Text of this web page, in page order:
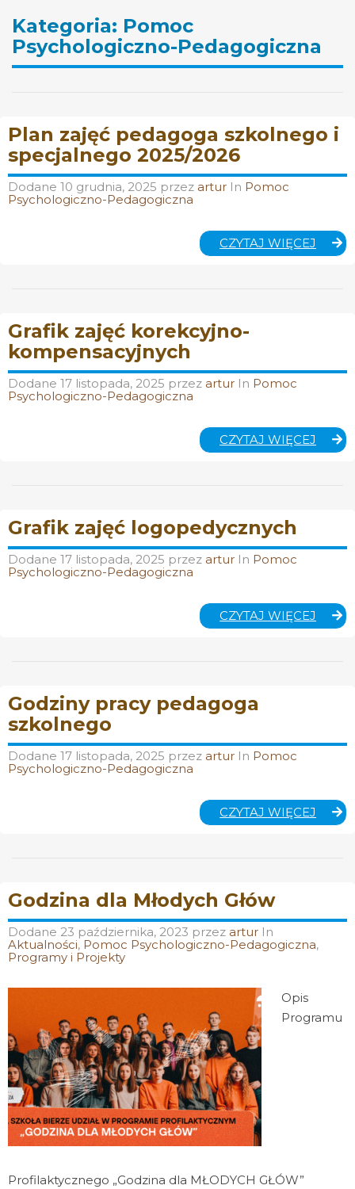
Kategoria: Pomoc
Psychologiczno-Pedagogiczna
Plan zajęć pedagoga szkolnego i
specjalnego 2025/2026
Dodane 10 grudnia, 2025 przez artur In Pomoc
Psychologiczno-Pedagogiczna
CZYTAJ WIĘCEJ PLAN
ZAJĘĆ
Grafik zajęć korekcyjno-
kompensacyjnych
Dodane 17 listopada, 2025 przez artur In Pomoc
Psychologiczno-Pedagogiczna
CZYTAJ WIĘCEJ
ZAJĘĆ
Grafik zajęć logopedycznych
Dodane 17 listopada, 2025 przez artur In Pomoc
Psychologiczno-Pedagogiczna
CZYTAJ WIĘCEJ
ZAJĘĆ
Godziny pracy pedagoga
szkolnego
Dodane 17 listopada, 2025 przez artur In Pomoc
Psychologiczno-Pedagogiczna
CZYTAJ WIĘCEJ
Godzina dla Młodych Głów
Dodane 23 października, 2023 przez artur In
Aktualności, Pomoc Psychologiczno-Pedagogiczna,
Programy i Projekty
Opis
Programu
Profilaktycznego „Godzina dla MŁODYCH GŁÓW”